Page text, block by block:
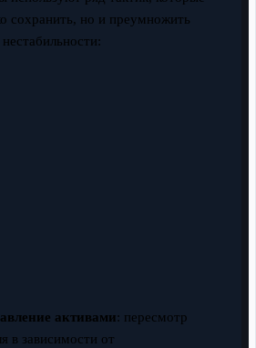
сохранить, но и преумножить
активами: пересмотр
в зависимости от